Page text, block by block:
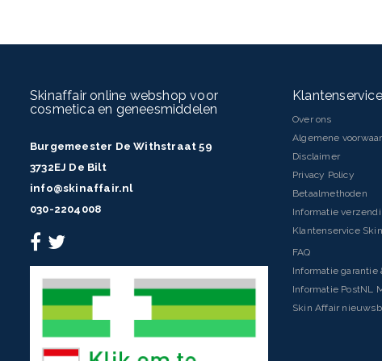
Skinaffair online webshop voor
cosmetica en geneesmiddelen
Burgemeester De Withstraat 59
3732EJ De Bilt
info@skinaffair.nl
030-2204008
Klantenservice
Over ons
Algemene
Disclaimer
Privacy Policy
Betaalmethoden
Informatie
Klantenservice
FAQ
Informatie garantie
Informatie PostNL
Skin Affair